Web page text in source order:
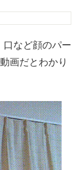
口など顔のパー
画だとわかり